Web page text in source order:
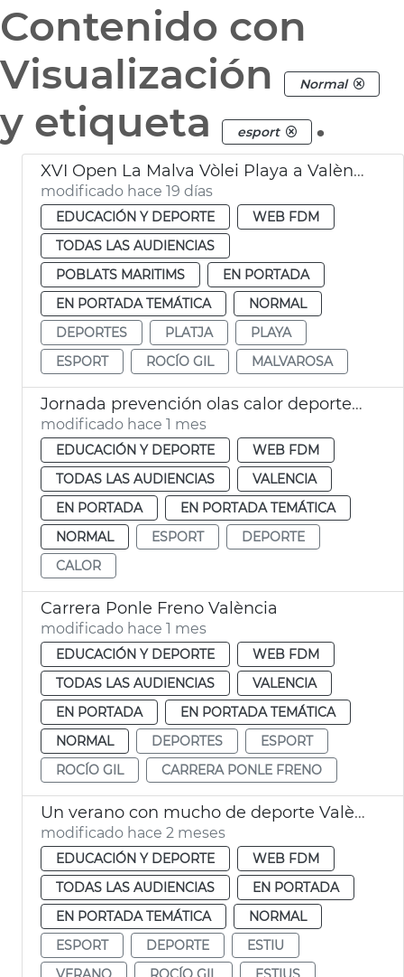
Contenido con
Visualización
Normal
y etiqueta esport .
XVI Open La Malva Vòlei Playa a València
modificado hace 19 días
EDUCACIÓN Y DEPORTE
WEB FDM
TODAS LAS AUDIENCIAS
POBLATS MARITIMS
EN PORTADA
EN PORTADA TEMÁTICA
NORMAL
DEPORTES
PLATJA
PLAYA
ESPORT
ROCÍO GIL MALVAROSA
Jornada prevención olas calor deportes València
modificado hace 1 mes
EDUCACIÓN Y DEPORTE
WEB FDM
TODAS LAS AUDIENCIAS
VALENCIA
EN PORTADA
EN PORTADA TEMÁTICA
NORMAL
ESPORT
DEPORTE
CALOR
Carrera Ponle Freno València
modificado hace 1 mes
EDUCACIÓN Y DEPORTE
WEB FDM
TODAS LAS AUDIENCIAS
VALENCIA
EN PORTADA
EN PORTADA TEMÁTICA
NORMAL
DEPORTES
ESPORT
ROCÍO GIL
CARRERA PONLE FRENO
Un verano con mucho de deporte València
modificado hace 2 meses
EDUCACIÓN Y DEPORTE
WEB FDM
TODAS LAS AUDIENCIAS
EN PORTADA
EN PORTADA TEMÁTICA
NORMAL
ESPORT
DEPORTE
ESTIU